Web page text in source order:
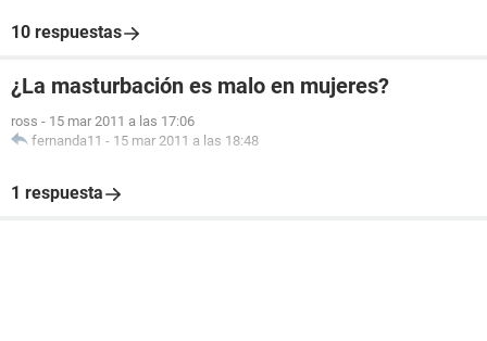
10 respuestas
¿La masturbación es malo en mujeres?
ross - 15 mar 2011 a las 17:06
fernanda11 - 15 mar 2011 a las 18:48
1 respuesta